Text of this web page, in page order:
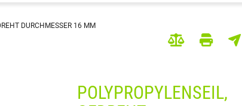
DURCHMESSER 16 MM
POLYPROPYLENSEIL,